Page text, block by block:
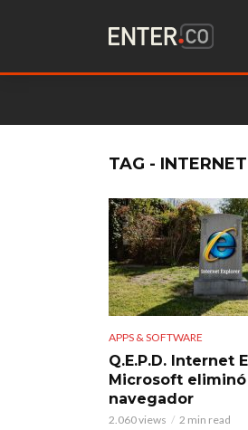
TAG -
APPS & SOFTWARE
Q.E.P.D. Internet
Microsoft
navegador
2.060 views 2 min read